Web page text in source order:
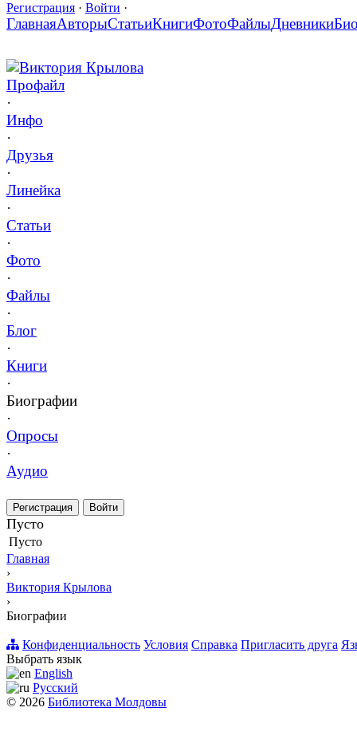
Регистрация · Войти ·
ГлавнаяАвторыСтатьиКнигиФотоФайлыДневники
Виктория Крылова
Профайл
·
Инфо
·
Друзья
·
Линейка
·
Статьи
·
Фото
·
Файлы
·
Блог
·
Книги
·
Биографии
·
Опросы
·
Аудио
Регистрация Войти
Пусто
Пусто
Главная
›
Виктория Крылова
›
Биографии
Конфиденциальность Условия Справка Пригласить друга
Выбрать язык
English
Русский
© 2026 Библиотека Молдовы